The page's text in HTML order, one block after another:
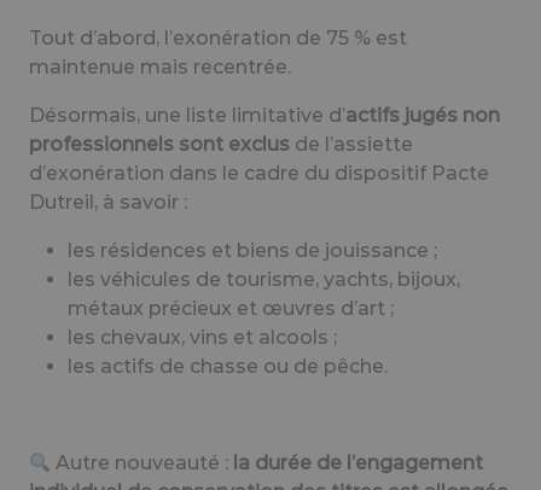
Tout d’abord, l’exonération de 75 % est
maintenue mais recentrée.
Désormais, une liste limitative d’actifs jugés non
professionnels sont exclus de l’assiette
d’exonération dans le cadre du dispositif Pacte
Dutreil, à savoir :
les résidences et biens de jouissance ;
les véhicules de tourisme, yachts, bijoux,
métaux précieux et œuvres d’art ;
les chevaux, vins et alcools ;
les actifs de chasse ou de pêche.
Autre nouveauté : la durée de l’engagement